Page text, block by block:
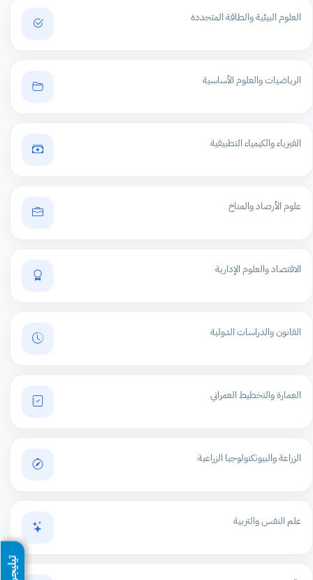
العلوم البيئية والطاقة المتجددة
الرياضيات والعلوم الأساسية
الفيزياء والكيمياء التطبيقية
علوم الأرصاد والمناخ
الاقتصاد والعلوم الإدارية
القانون والدراسات الدولية
العمارة والتخطيط العمراني
الزراعة والبيوتكنولوجيا الزراعية
علم النفس والتربية